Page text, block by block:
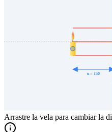
u =150
Arrastre la vela para cambiar la